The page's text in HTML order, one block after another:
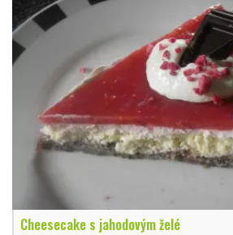
Cheesecake s jahodovým želé